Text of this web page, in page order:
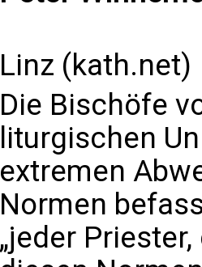
Linz (kath.net)
Die Bischöfe
liturgischen
extremen
Normen
„jeder